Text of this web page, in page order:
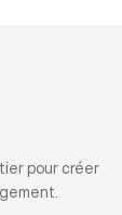
pour créer